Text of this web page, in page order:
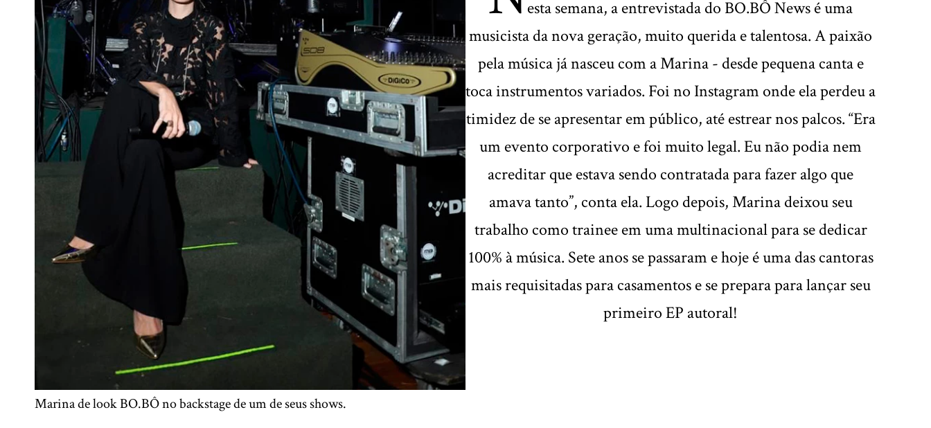
Marina de look BO.BÔ no backstage de um de seus shows.
esta semana, a entrevistada do BO.BÔ News é uma
musicista da nova geração, muito querida e talentosa. A paixão
pela música já nasceu com a Marina - desde pequena canta e
toca instrumentos variados. Foi no Instagram onde ela perdeu a
timidez de se apresentar em público, até estrear nos palcos. “Era
um evento corporativo e foi muito legal. Eu não podia nem
acreditar que estava sendo contratada para fazer algo que
amava tanto”, conta ela. Logo depois, Marina deixou seu
trabalho como trainee em uma multinacional para se dedicar
100% à música. Sete anos se passaram e hoje é uma das cantoras
mais requisitadas para casamentos e se prepara para lançar seu
primeiro EP autoral!